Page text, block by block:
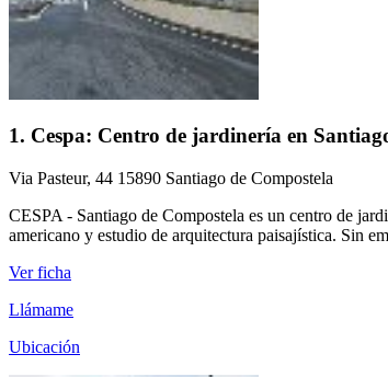
1. Cespa: Centro de jardinería en
Via Pasteur, 44 15890 Santiago de Compostela
CESPA - Santiago de Compostela es un centro de
americano y estudio de arquitectura paisajística. Sin
Ver ficha
Llámame
Ubicación